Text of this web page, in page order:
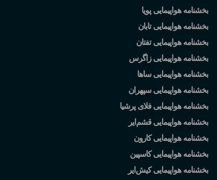
بخشنامه هواپیمایی پویا
بخشنامه هواپیمایی تابان
بخشنامه هواپیمایی تفتان
بخشنامه هواپیمایی زاگرس
بخشنامه هواپیمایی ساها
بخشنامه هواپیمایی سپهران
بخشنامه هواپیمایی فلای پرشیا
بخشنامه هواپیمایی قشم ایر
بخشنامه هواپیمایی کارون
بخشنامه هواپیمایی کاسپین
بخشنامه هواپیمایی کیش ایر